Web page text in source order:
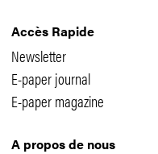
Accès Rapide
Newsletter
E-paper journal
E-paper magazine
A propos de nous